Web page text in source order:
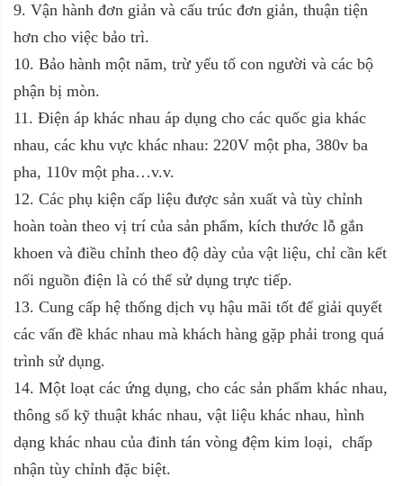
9. Vận hành đơn giản và cấu trúc đơn giản, thuận tiện
hơn cho việc bảo trì.
10. Bảo hành một năm, trừ yếu tố con người và các bộ
phận bị mòn.
11. Điện áp khác nhau áp dụng cho các quốc gia khác
nhau, các khu vực khác nhau: 220V một pha, 380v ba
pha, 110v một pha…v.v.
12. Các phụ kiện cấp liệu được sản xuất và tùy chỉnh
hoàn toàn theo vị trí của sản phẩm, kích thước lỗ gắn
khoen và điều chỉnh theo độ dày của vật liệu, chỉ cần kết
nối nguồn điện là có thể sử dụng trực tiếp.
13. Cung cấp hệ thống dịch vụ hậu mãi tốt để giải quyết
các vấn đề khác nhau mà khách hàng gặp phải trong quá
trình sử dụng.
14. Một loạt các ứng dụng, cho các sản phẩm khác nhau,
thông số kỹ thuật khác nhau, vật liệu khác nhau, hình
dạng khác nhau của đinh tán vòng đệm kim loại, chấp
nhận tùy chỉnh đặc biệt.